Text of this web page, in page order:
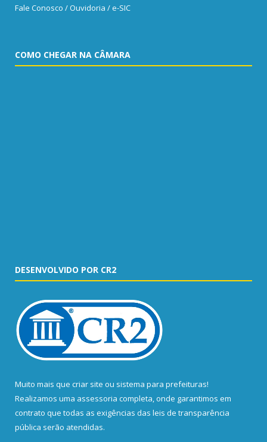
Fale Conosco / Ouvidoria / e-SIC
COMO CHEGAR NA CÂMARA
DESENVOLVIDO POR CR2
Muito mais que criar site ou sistema para prefeituras!
Realizamos uma assessoria completa, onde garantimos em
contrato que todas as exigências das leis de transparência
pública serão atendidas.